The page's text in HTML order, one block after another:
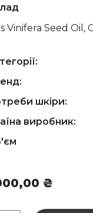
Vinifera Seed Oil,
шкіри:
виробник:
₴